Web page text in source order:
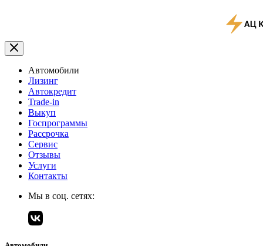
Автомобили
Лизинг
Автокредит
Trade-in
Выкуп
Госпрограммы
Рассрочка
Сервис
Отзывы
Услуги
Контакты
Мы в соц. сетях: